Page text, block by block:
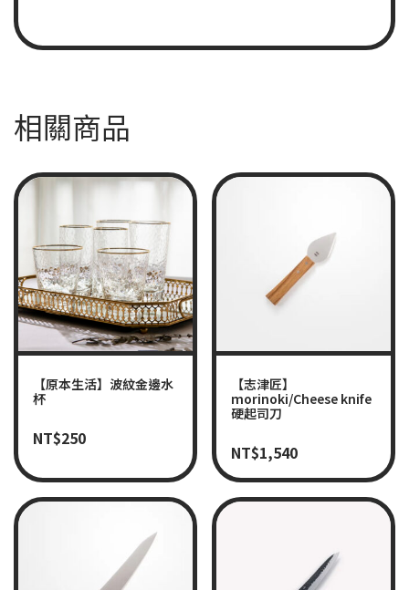
相關商品
【原本生活】波紋金邊水
杯
NT$250
【志津匠】
morinoki/Cheese knife
硬起司刀
NT$1,540